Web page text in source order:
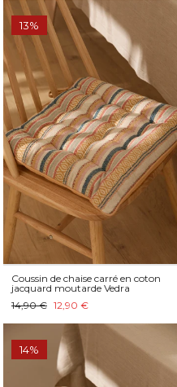
13%
Coussin de chaise carré en coton
jacquard moutarde Vedra
14,90 € 12,90 €
14%